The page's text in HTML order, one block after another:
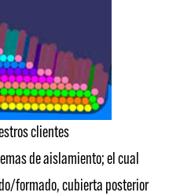
clientes
de aislamiento; el cual
formado, cubierta posterior